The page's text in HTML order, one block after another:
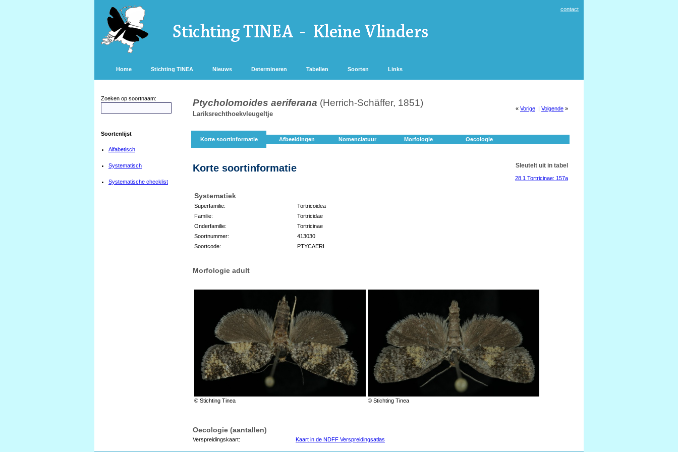
contact
Home Stichting TINEA Nieuws Determineren Tabellen Soorten Links
Zoeken op soortnaam:
Soortenlijst
Alfabetisch
Systematisch
Systematische checklist
Ptycholomoides aeriferana (Herrich-Schäffer, 1851)
Lariksrechthoekvleugeltje
« Vorige | Volgende »
Korte soortinformatie Afbeeldingen Nomenclatuur Morfologie Oecologie
Korte soortinformatie
Systematiek
Superfamilie:
Tortricoidea
Familie:
Tortricidae
Onderfamilie:
Tortricinae
Soortnummer:
413030
Soortcode:
PTYCAERI
Sleutelt uit in tabel
28.1 Tortricinae: 157a
Morfologie adult
© Stichting Tinea © Stichting Tinea
Oecologie (aantallen)
Verspreidingskaart: Kaart in de NDFF Verspreidingsatlas